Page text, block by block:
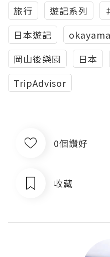
旅行 遊記系列
日本遊記
okayama
岡山後樂園
日本
TripAdvisor
0個讚好
收藏